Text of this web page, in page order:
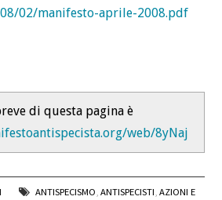
02/manifesto-aprile-2008.pdf
di questa pagina è
web/8yNaj
ANTISPECISMO, ANTISPECISTI, AZIONI E